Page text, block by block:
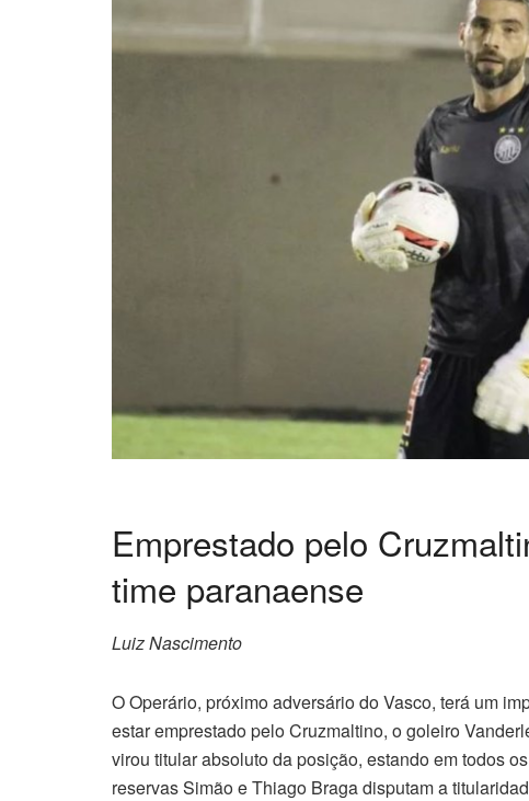
Emprestado pelo
time paranaense
Luiz Nascimento
O Operário, próximo adversário do Vasco, terá um
estar emprestado pelo Cruzmaltino, o goleiro
virou titular absoluto da posição, estando em todos
reservas Simão e Thiago Braga disputam a